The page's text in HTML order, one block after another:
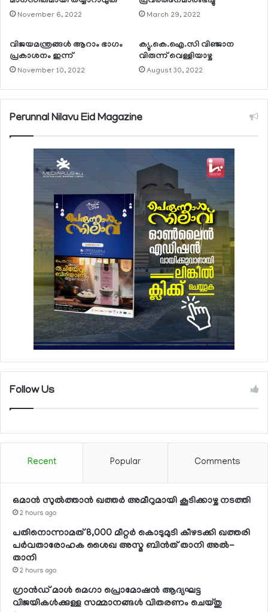
November 6, 2022 March 29, 2022
വിജയമന്ത്രങ്ങള്‍ ആറാം ഭാഗം
പ്രകാശനം ഇന്ന്
November 10, 2022
ക്യു.കെ.ഐ.സി വിഞ്ജാന
വിരുന്ന് വെള്ളിയാഴ്ച
August 30, 2022
Perunnal Nilavu Eid Magazine
Follow Us
Recent Popular Comments
ഒമാന്‍ സുല്‍ത്താന്‍ ഖത്തര്‍ അമീറുമായി കൂടിക്കാഴ്ച നടത്തി
2 hours ago
പതിനൊന്നാമത് 8,000 മീറ്റര്‍ കൊടുമുടി കീഴടക്കി ഖത്തരി
പര്‍വതാരോഹക ശൈഖ അസ്മ ബിന്‍ത് താനി അല്‍-
താനി
2 hours ago
ഗ്രാന്‍ഡ് മാള്‍ മെഗാ പ്രൊമോഷന്‍ ആദ്യഘട്ട
വിജയികള്‍ക്കുള്ള സമ്മാനങ്ങള്‍ വിതരണം ചെയ്തു